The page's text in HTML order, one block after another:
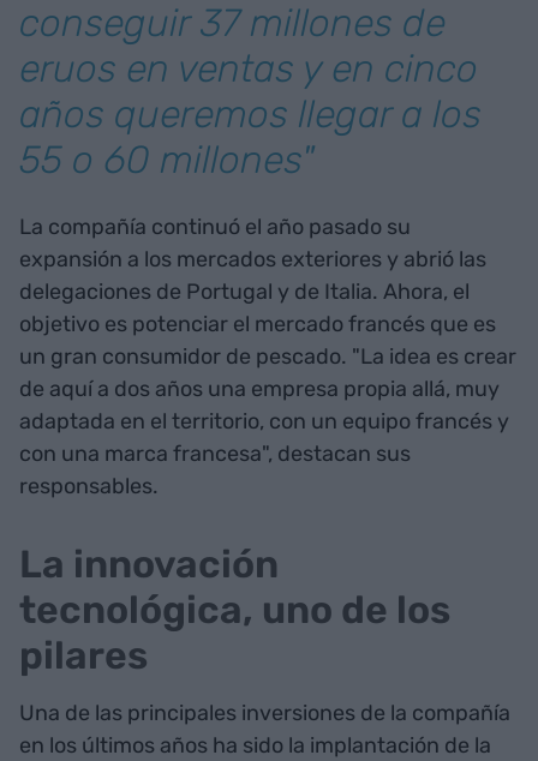
conseguir 37 millones de
eruos en ventas y en cinco
años queremos llegar a los
55 o 60 millones"
La compañía continuó el año pasado su
expansión a los mercados exteriores y abrió las
delegaciones de Portugal y de Italia. Ahora, el
objetivo es potenciar el mercado francés que es
un gran consumidor de pescado. "La idea es crear
de aquí a dos años una empresa propia allá, muy
adaptada en el territorio, con un equipo francés y
con una marca francesa", destacan sus
responsables.
La innovación
tecnológica, uno de los
pilares
Una de las principales inversiones de la compañía
en los últimos años ha sido la implantación de la